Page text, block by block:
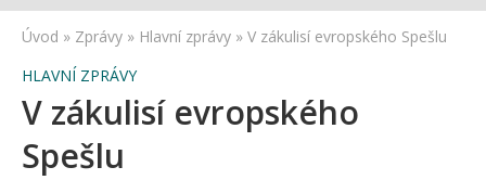
Úvod » Zprávy » Hlavní zprávy » V zákulisí evropského Spešlu
HLAVNÍ ZPRÁVY
V zákulisí evropského
Spešlu